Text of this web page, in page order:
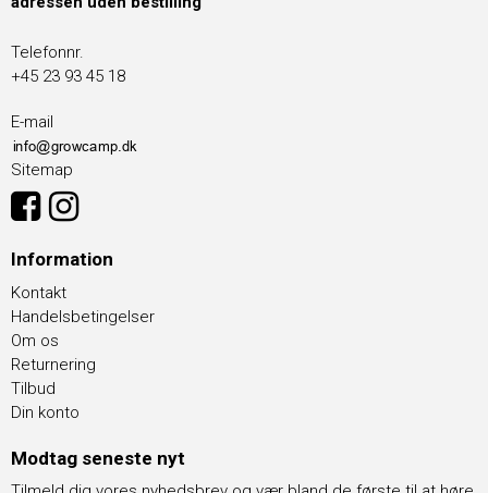
Telefonnr.
+45 23 93 45 18
E-mail
Sitemap
Information
Kontakt
Handelsbetingelser
Om os
Returnering
Tilbud
Din konto
Modtag seneste nyt